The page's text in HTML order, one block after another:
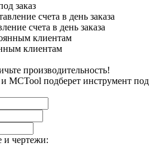
заказ
счета в день заказа
клиентам
производительность!
MCTool подберет инструмент под
и чертежи: